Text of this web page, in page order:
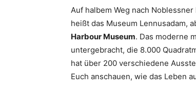
Auf halbem Weg nach
heißt das Museum Lennusadam,
Harbour Museum. Das moderne
untergebracht, die 8.000
hat über 200 verschiedene
Euch anschauen, wie das Leben